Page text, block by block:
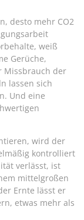
desto mehr CO2
weiß
Gerüche,
Missbrauch der
lassen sich
Und eine
wird der
kontrolliert
verlässt, ist
mittelgroßen
Ernte lässt er
etwas mehr als